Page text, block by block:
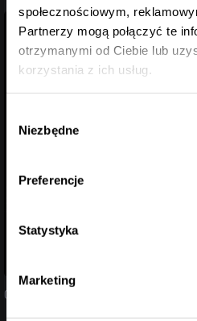
społecznościowym,
Partnerzy mogą połączyć te
otrzymanymi od Ciebie lub
korzystania z ich usług.
zgody
Niezbędne
Preferencje
Statystyka
Marketing
04.08.2026